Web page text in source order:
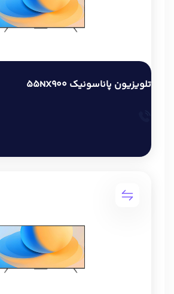
تلویزیون پاناسونیک 55NX900